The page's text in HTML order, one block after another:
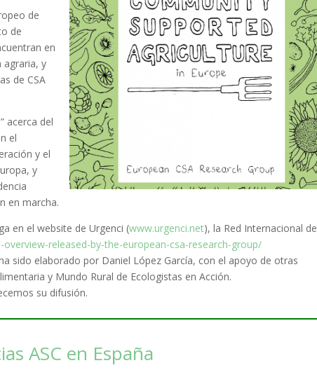
de
de
en
agraria, y
de CSA
acerca del
el
y el
y
en marcha.
en el website de Urgenci (www.urgenci.net), la Red Internacional de
released-by-the-european-csa-research-group/
sido elaborado por Daniel López García, con el apoyo de otras
y Mundo Rural de Ecologistas en Acción.
su difusión.
ASC en España